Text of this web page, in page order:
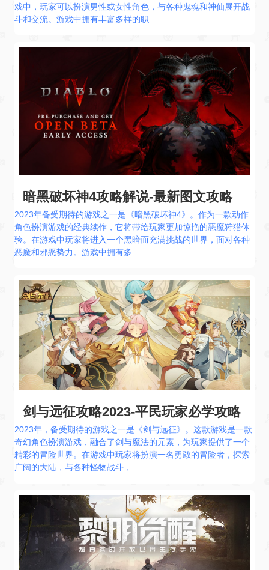
戏中，玩家可以扮演男性或女性角色，与各种鬼魂和神仙展开战
斗和交流。游戏中拥有丰富多样的职
暗黑破坏神4攻略解说-最新图文攻略
2023年备受期待的游戏之一是《暗黑破坏神4》。作为一款动作
角色扮演游戏的经典续作，它将带给玩家更加惊艳的恶魔狩猎体
验。在游戏中玩家将进入一个黑暗而充满挑战的世界，面对各种
恶魔和邪恶势力。游戏中拥有多
剑与远征攻略2023-平民玩家必学攻略
2023年，备受期待的游戏之一是《剑与远征》。这款游戏是一款
奇幻角色扮演游戏，融合了剑与魔法的元素，为玩家提供了一个
精彩的冒险世界。在游戏中玩家将扮演一名勇敢的冒险者，探索
广阔的大陆，与各种怪物战斗，